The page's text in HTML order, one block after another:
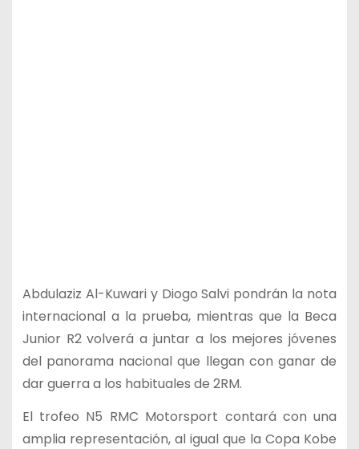
Abdulaziz Al-Kuwari y Diogo Salvi pondrán la nota
internacional a la prueba, mientras que la Beca
Junior R2 volverá a juntar a los mejores jóvenes
del panorama nacional que llegan con ganar de
dar guerra a los habituales de 2RM.
El trofeo N5 RMC Motorsport contará con una
amplia representación, al igual que la Copa Kobe